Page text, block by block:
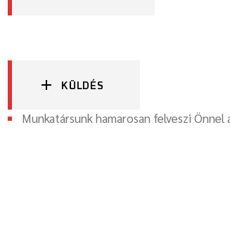
KÜLDÉS
Munkatársunk hamarosan felveszi Önnel